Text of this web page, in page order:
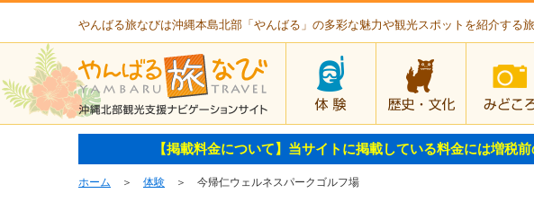
やんばる旅なびは沖縄本島北部「やんばる」の多彩な魅力や観光スポットを紹介する
【掲載料金について】当サイトに掲載している料金には増税
ホーム ＞ 体験 ＞ 今帰仁ウェルネスパークゴルフ場